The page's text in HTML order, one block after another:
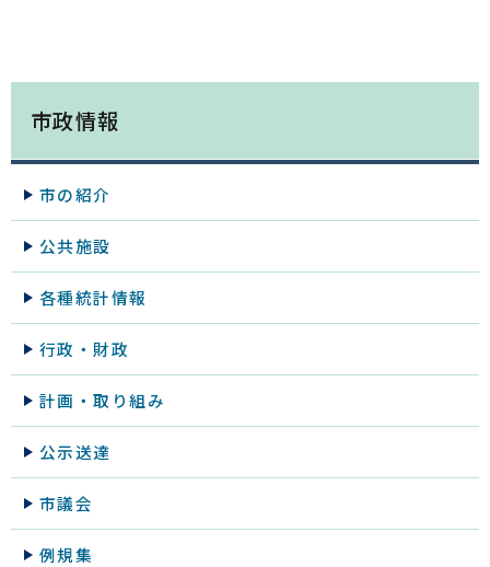
市政情報
市の紹介
公共施設
各種統計情報
行政・財政
計画・取り組み
公示送達
市議会
例規集